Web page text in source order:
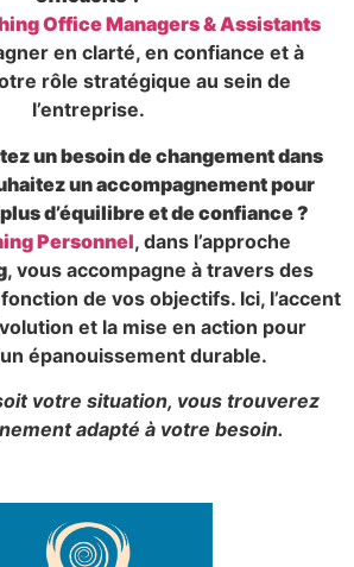
Office Managers & Assistants
en clarté, en confiance et à
rôle stratégique au sein de
l’entreprise.
un besoin de changement dans
un accompagnement pour
d’équilibre et de confiance ?
Personnel, dans l’approche
, vous accompagne à travers des
de vos objectifs. Ici, l’accent
et la mise en action pour
épanouissement durable.
votre situation, vous trouverez
adapté à votre besoin.